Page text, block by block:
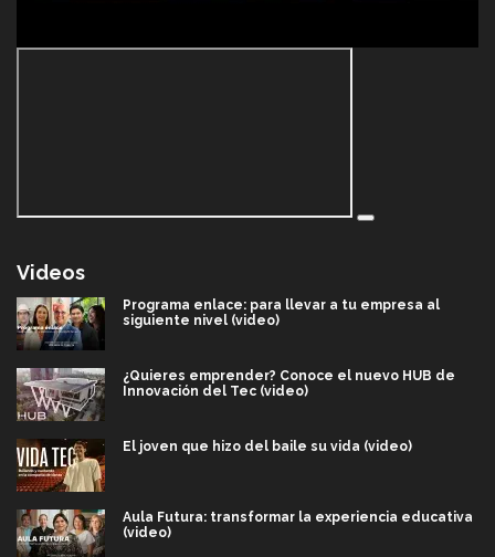
Videos
Programa enlace: para llevar a tu empresa al
siguiente nivel (video)
¿Quieres emprender? Conoce el nuevo HUB de
Innovación del Tec (video)
El joven que hizo del baile su vida (video)
Aula Futura: transformar la experiencia educativa
(video)